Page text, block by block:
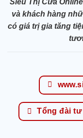
Siêu Thị Cửa
và khách hàng
có giá trị gia tăng
Tổng đài tư